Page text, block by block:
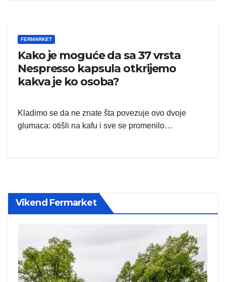
FERMARKET
Kako je moguće da sa 37 vrsta
Nespresso kapsula otkrijemo
kakva je ko osoba?
Kladimo se da ne znate šta povezuje ovo dvoje
glumaca: otišli na kafu i sve se promenilo…
Vikend Fermarket